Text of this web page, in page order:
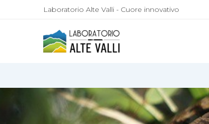
Laboratorio Alte Valli - Cuore innovativo